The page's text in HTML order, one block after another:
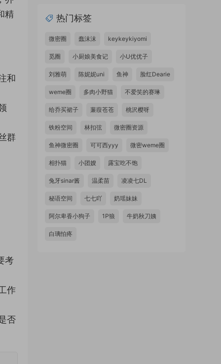
精
和
群
考
作
否
热门标签
微密圈 蠢沫沫 keykeykiyomi
觅圈 小厨娘美食记 小U优优子
刘雅萌 陈妮妮uni 鱼神 脸红Dearie
weme圈 多肉小野猫 不爱笑的赛琳
给乔买裙子 蒹葭苍苍 桃沢樱呀
铁粉空间 林扣弦 微密圈资源
鱼神微密圈 可可西yyy 微密weme圈
相扑猫 小团嫂 露宝吃不饱
兔牙sinar酱 温柔苗 凌凌七DL
秘语空间 七七吖 奶瑶妹妹
阿尔卑香小狗子 1P狼 牛奶秋刀姨
白璃怕疼